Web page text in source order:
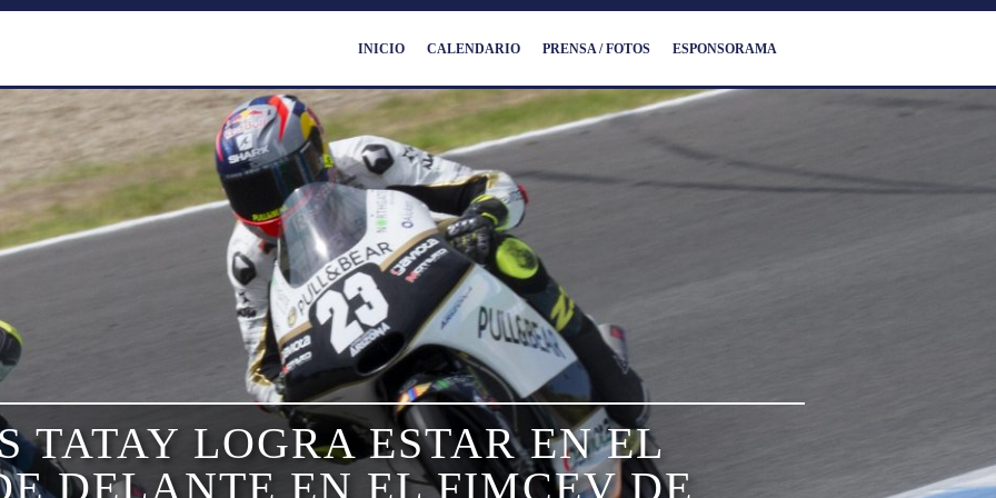
INICIO CALENDARIO PRENSA / FOTOS ESPONSORAMA
TATAY LOGRA ESTAR EN EL
DELANTE EN EL FIMCEV DE